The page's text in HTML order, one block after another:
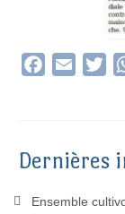
Facebook
Email
Dernières
Ensemble